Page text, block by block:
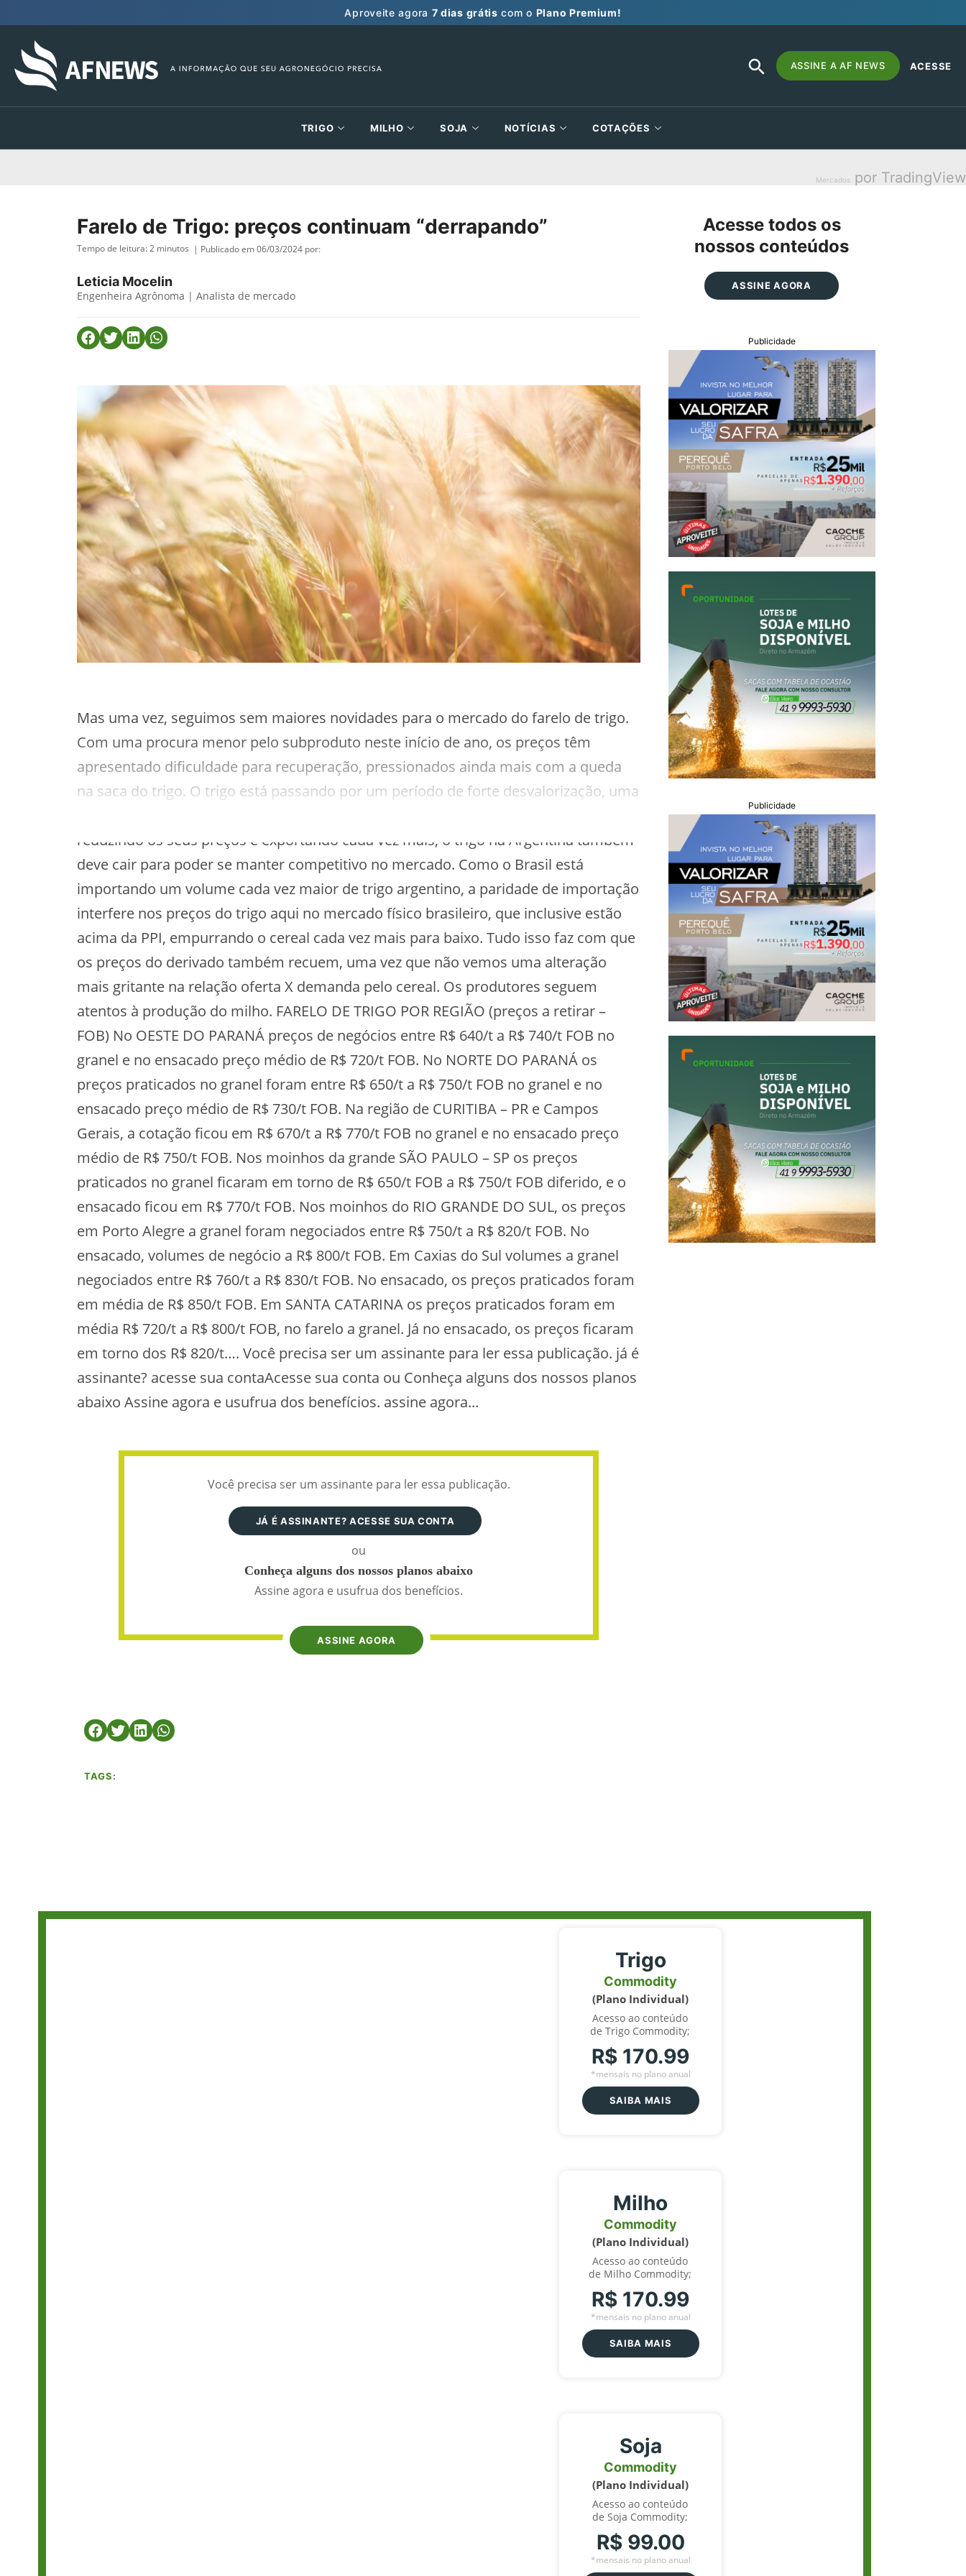
Aproveite agora 7 dias grátis com o Plano Premium!
Search
for:
SEARCH
BUTTON
ASSINE A AF NEWS ACESSE
TRIGO MILHO SOJA NOTÍCIAS COTAÇÕES
Mercados por TradingView
Farelo de Trigo: preços continuam “derrapando”
Tempo de leitura:2 minutos | Publicado em 06/03/2024 por:
Leticia Mocelin
Engenheira Agrônoma | Analista de mercado
Mas uma vez, seguimos sem maiores novidades para o mercado do farelo de trigo.
Com uma procura menor pelo subproduto neste início de ano, os preços têm
apresentado dificuldade para recuperação, pressionados ainda mais com a queda
na saca do trigo. O trigo está passando por um período de forte desvalorização, uma
reduzindo os seus preços e exportando cada vez mais, o trigo na Argentina também
deve cair para poder se manter competitivo no mercado. Como o Brasil está
importando um volume cada vez maior de trigo argentino, a paridade de importação
interfere nos preços do trigo aqui no mercado físico brasileiro, que inclusive estão
acima da PPI, empurrando o cereal cada vez mais para baixo. Tudo isso faz com que
os preços do derivado também recuem, uma vez que não vemos uma alteração
mais gritante na relação oferta X demanda pelo cereal. Os produtores seguem
atentos à produção do milho. FARELO DE TRIGO POR REGIÃO (preços a retirar –
FOB) No OESTE DO PARANÁ preços de negócios entre R$ 640/t a R$ 740/t FOB no
granel e no ensacado preço médio de R$ 720/t FOB. No NORTE DO PARANÁ os
preços praticados no granel foram entre R$ 650/t a R$ 750/t FOB no granel e no
ensacado preço médio de R$ 730/t FOB. Na região de CURITIBA – PR e Campos
Gerais, a cotação ficou em R$ 670/t a R$ 770/t FOB no granel e no ensacado preço
médio de R$ 750/t FOB. Nos moinhos da grande SÃO PAULO – SP os preços
praticados no granel ficaram em torno de R$ 650/t FOB a R$ 750/t FOB diferido, e o
ensacado ficou em R$ 770/t FOB. Nos moinhos do RIO GRANDE DO SUL, os preços
em Porto Alegre a granel foram negociados entre R$ 750/t a R$ 820/t FOB. No
ensacado, volumes de negócio a R$ 800/t FOB. Em Caxias do Sul volumes a granel
negociados entre R$ 760/t a R$ 830/t FOB. No ensacado, os preços praticados foram
em média de R$ 850/t FOB. Em SANTA CATARINA os preços praticados foram em
média R$ 720/t a R$ 800/t FOB, no farelo a granel. Já no ensacado, os preços ficaram
em torno dos R$ 820/t…. Você precisa ser um assinante para ler essa publicação. já é
assinante? acesse sua contaAcesse sua conta ou Conheça alguns dos nossos planos
abaixo Assine agora e usufrua dos benefícios. assine agora...
Você precisa ser um assinante para ler essa publicação.
JÁ É ASSINANTE? ACESSE SUA CONTA
ou
Conheça alguns dos nossos planos abaixo
Assine agora e usufrua dos benefícios.
ASSINE AGORA
TAGS:
Acesse todos os
nossos conteúdos
ASSINE AGORA
Publicidade
Publicidade
Trigo
Commodity
(Plano Individual)
Acesso ao conteúdo
de Trigo Commodity;
R$ 170.99
*mensais no plano anual
SAIBA MAIS
Milho
Commodity
(Plano Individual)
Acesso ao conteúdo
de Milho Commodity;
R$ 170.99
*mensais no plano anual
SAIBA MAIS
Soja
Commodity
(Plano Individual)
Acesso ao conteúdo
de Soja Commodity;
R$ 99.00
*mensais no plano anual